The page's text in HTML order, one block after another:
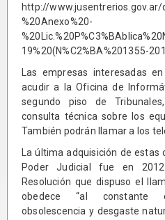
http://
%20Anexo%20-
19%20(N%C2%BA%201355-
Las empresas interesadas
acudir a la Oficina de
segundo piso de
consulta técnica sobre los
También podrán llamar a los
La última adquisición de
Poder Judicial fue en
Resolución que dispuso el
obedece “al constante
obsolescencia y desgaste